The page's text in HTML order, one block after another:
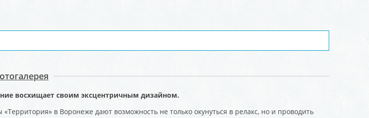
восхищает своим эксцентричным дизайном.
в Воронеже дают возможность не только окунуться в релакс, но и проводить